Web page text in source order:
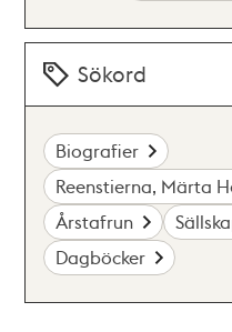
Sökord
Biografier
Reenstierna, Märta
Årstafrun
Dagböcker